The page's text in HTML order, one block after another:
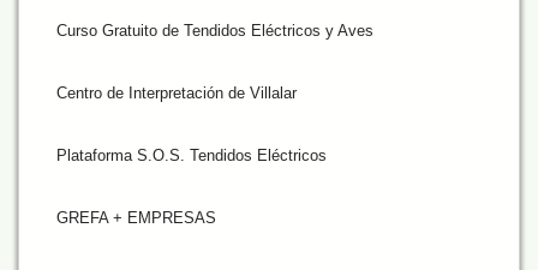
Curso Gratuito de Tendidos Eléctricos y Aves
Centro de Interpretación de Villalar
Plataforma S.O.S. Tendidos Eléctricos
GREFA + EMPRESAS